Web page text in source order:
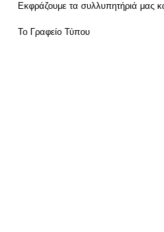
Εκφράζουμε τα συλλυπητήριά μας
To Γραφείο Τύπου